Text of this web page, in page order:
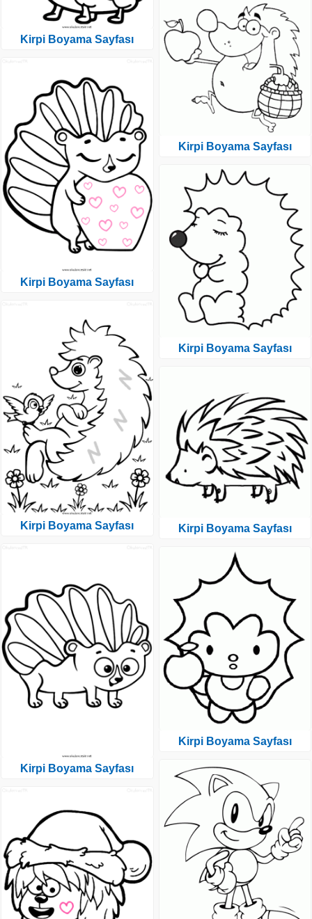
Kirpi Boyama Sayfası
Kirpi Boyama Sayfası
Kirpi Boyama Sayfası
Kirpi Boyama Sayfası
Kirpi Boyama Sayfası
Kirpi Boyama Sayfası
Kirpi Boyama Sayfası
Kirpi Boyama Sayfası